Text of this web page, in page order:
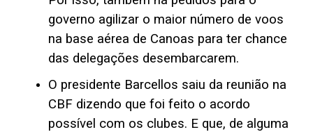
governo agilizar o maior número de voos
na base aérea de Canoas para ter chance
das delegações desembarcarem.
O presidente Barcellos saiu da reunião na
CBF dizendo que foi feito o acordo
possível com os clubes. E que, de alguma